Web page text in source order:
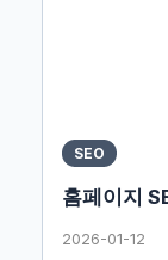
SEO
홈페이지
2026-01-12